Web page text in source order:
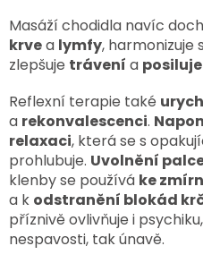
Masáží chodidla navíc
krvea lymfy, harmonizuje
zlepšuje trávení a
Reflexní terapie také
a rekonvalescenci.
relaxaci, která se s
prohlubuje. Uvolnění
klenby se používá ke
a k odstranění blokád
příznivě ovlivňuje i
nespavosti, tak únavě.